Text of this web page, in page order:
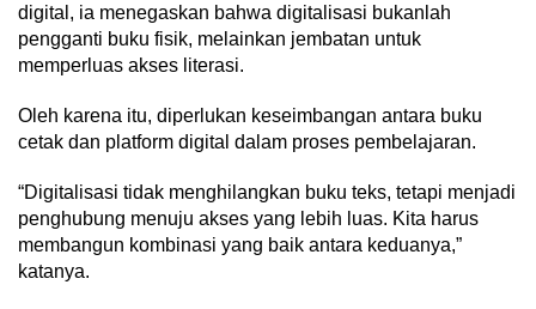
digital, ia menegaskan bahwa digitalisasi bukanlah
pengganti buku fisik, melainkan jembatan untuk
memperluas akses literasi.
Oleh karena itu, diperlukan keseimbangan antara buku
cetak dan platform digital dalam proses pembelajaran.
“Digitalisasi tidak menghilangkan buku teks, tetapi menjadi
penghubung menuju akses yang lebih luas. Kita harus
membangun kombinasi yang baik antara keduanya,”
katanya.